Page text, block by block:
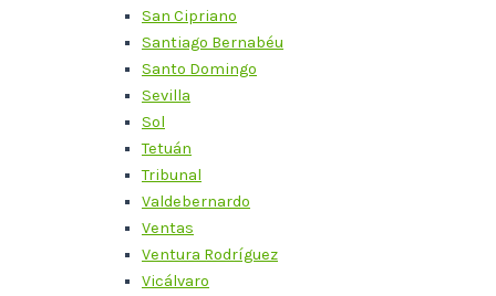
San Cipriano
Santiago Bernabéu
Santo Domingo
Sevilla
Sol
Tetuán
Tribunal
Valdebernardo
Ventas
Ventura Rodríguez
Vicálvaro